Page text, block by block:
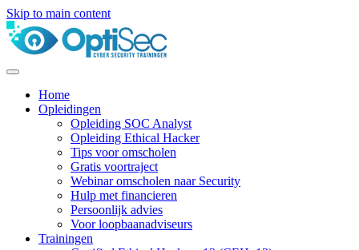
Skip to main content
Home
Opleidingen
Opleiding SOC Analyst
Opleiding Ethical Hacker
Tips voor omscholen
Gratis voortraject
Webinar omscholen naar Security
Hulp met financieren
Persoonlijk advies
Voor loopbaanadviseurs
Trainingen